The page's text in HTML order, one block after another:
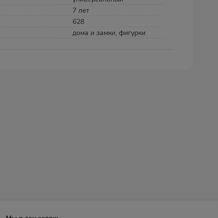
7 лет
628
дома и замки, фигурки